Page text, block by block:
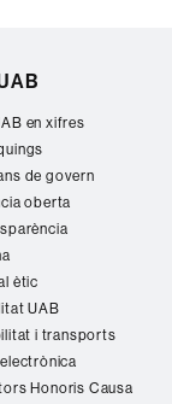
en xifres
de govern
oberta
ètic
UAB
i transports
Honoris Causa